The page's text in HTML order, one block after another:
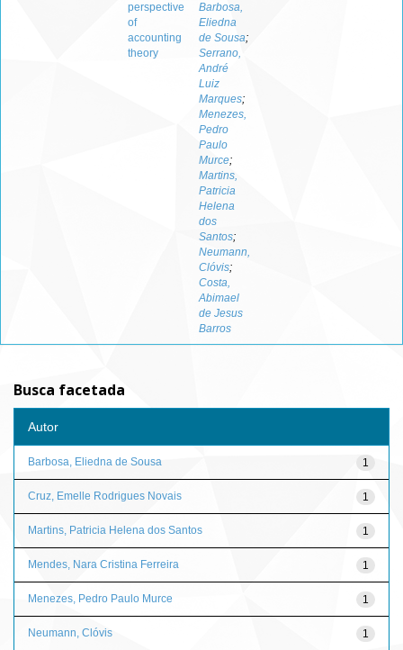
perspective
of
accounting
theory
Barbosa,
Eliedna
de Sousa;
Serrano,
André
Luiz
Marques;
Menezes,
Pedro
Paulo
Murce;
Martins,
Patricia
Helena
dos
Santos;
Neumann,
Clóvis;
Costa,
Abimael
de Jesus
Barros
Busca facetada
Autor
1
Barbosa, Eliedna de Sousa
1
Cruz, Emelle Rodrigues Novais
1
Martins, Patricia Helena dos Santos
1
Mendes, Nara Cristina Ferreira
1
Menezes, Pedro Paulo Murce
1
Neumann, Clóvis